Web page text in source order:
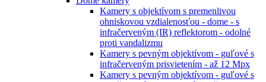
Kamery s objektívom s premenlivou
ohniskovou vzdialenosťou - dome - s
infračerveným (IR) reflektorom - odolné
proti vandalizmu
Kamery s pevným objektívom - guľové s
infračerveným prisvietením - až 12 Mpx
Kamery s pevným objektívom - guľové s